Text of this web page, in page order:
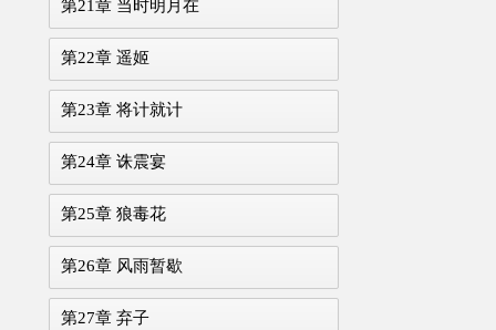
第21章 当时明月在
第22章 遥姬
第23章 将计就计
第24章 诛震宴
第25章 狼毒花
第26章 风雨暂歇
第27章 弃子